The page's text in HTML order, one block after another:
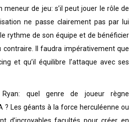
meneur de jeu: s’il peut jouer le rôle de
ne passe clairement pas par lui
rythme de son équipe et de bénéficier
contraire. Il faudra impérativement que
et qu’il équilibre l’attaque avec ses
quel genre de joueur règne
? Les géants à la force herculéenne ou